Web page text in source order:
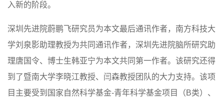
入新的阶段。
深圳先进院蔚鹏飞研究员为本文最后通讯作者，南方科技大
学刘泉影助理教授为共同通讯作者，深圳先进院脑所研究助
理唐国令、博士生韩亚宁为本文共同第一作者。该研究还得
到了暨南大学李晓江教授、闫森教授团队的大力支持。该项
目主要受到国家自然科学基金-青年科学基金项目（B类）、